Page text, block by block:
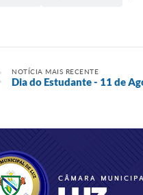
NOTÍCIA MAIS RECENTE
Dia do Estudante - 11 de